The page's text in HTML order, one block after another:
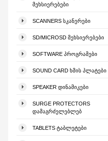
ᲛᲔᲮᲡᲘᲔᲠᲔᲑᲔᲑᲘ
SCANNERS ᲡᲙᲐᲜᲔᲠᲔᲑᲘ
SD/MICROSD ᲛᲔᲮᲡᲘᲔᲠᲔᲑᲔᲑᲘ
SOFTWARE ᲞᲠᲝᲒᲠᲐᲛᲔᲑᲘ
SOUND CARD ᲮᲛᲘᲡ ᲞᲚᲐᲢᲔᲑᲘ
SPEAKER ᲓᲘᲜᲐᲛᲘᲙᲔᲑᲘ
SURGE PROTECTORS
ᲓᲐᲛᲐᲒᲠᲫᲔᲚᲔᲑᲚᲔᲑ
TABLETS ᲢᲐᲑᲚᲔᲢᲔᲑᲘ